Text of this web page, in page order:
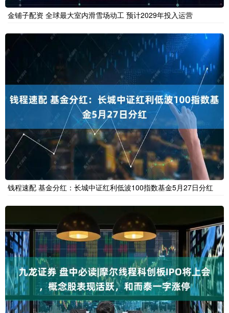
金铺子配资 全球最大室内滑雪场动工 预计2029年投入运营
钱程速配 基金分红：长城中证红利低波100指数基金5月27日分红